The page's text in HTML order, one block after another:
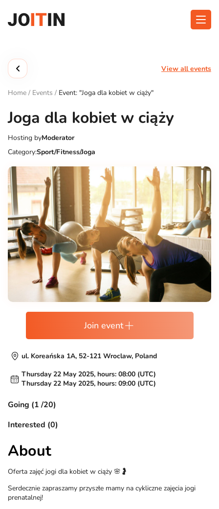
content
Get the App:
View all events
Home / Events / Event: "Joga dla kobiet w ciąży"
Joga dla kobiet w ciąży
Hosting byModerator
Category:Sport/Fitness/Joga
Join event
ul. Koreańska 1A, 52-121 Wroclaw, Poland
Thursday 22 May 2025, hours: 08:00 (UTC)
Thursday 22 May 2025, hours: 09:00 (UTC)
Going (1 /20)
Interested (0)
About
Oferta zajęć jogi dla kobiet w ciąży 🌸🤰
Serdecznie zapraszamy przyszłe mamy na cykliczne zajęcia jogi
prenatalnej!